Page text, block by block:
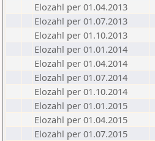
Elozahl per 01.04.2013
Elozahl per 01.07.2013
Elozahl per 01.10.2013
Elozahl per 01.01.2014
Elozahl per 01.04.2014
Elozahl per 01.07.2014
Elozahl per 01.10.2014
Elozahl per 01.01.2015
Elozahl per 01.04.2015
Elozahl per 01.07.2015